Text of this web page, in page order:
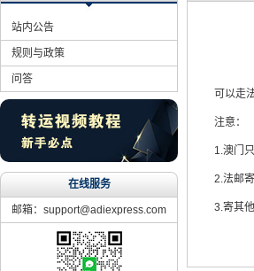
站内公告
规则与政策
问答
在线服务
邮箱：support@adiexpress.com
可以走
注意：
1.澳门
2.法邮
3.寄其